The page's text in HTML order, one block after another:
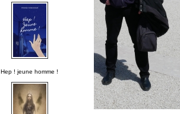
Hep ! jeune homme !